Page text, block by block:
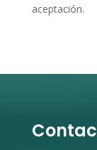
aceptación.